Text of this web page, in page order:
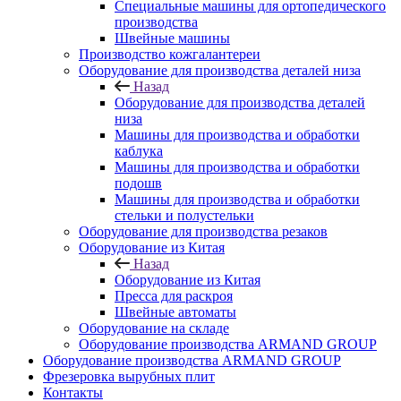
Специальные машины для ортопедического
производства
Швейные машины
Производство кожгалантереи
Оборудование для производства деталей низа
Назад
Оборудование для производства деталей
низа
Машины для производства и обработки
каблука
Машины для производства и обработки
подошв
Машины для производства и обработки
стельки и полустельки
Оборудование для производства резаков
Оборудование из Китая
Назад
Оборудование из Китая
Пресса для раскроя
Швейные автоматы
Оборудование на складе
Оборудование производства ARMAND GROUP
Оборудование производства ARMAND GROUP
Фрезеровка вырубных плит
Контакты